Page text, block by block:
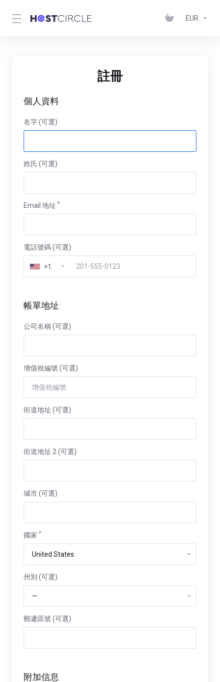
EUR
註冊
個人資料
名字 (可選)
姓氏 (可選)
Email 地址
電話號碼 (可選)
+1
帳單地址
公司名稱 (可選)
增值稅編號 (可選)
街道地址 (可選)
街道地址 2 (可選)
城市 (可選)
國家
州別
州別 (可選)
郵遞區號 (可選)
附加信息